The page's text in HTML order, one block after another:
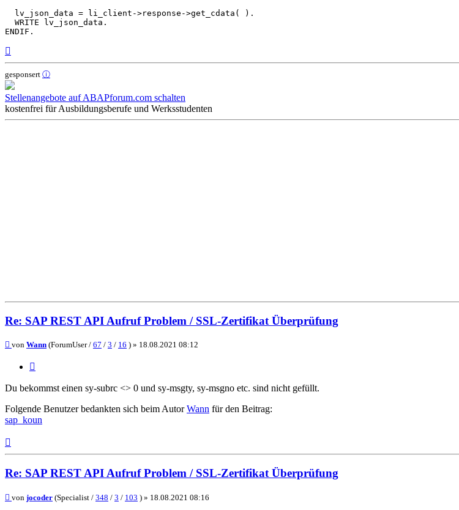
  lv_json_data = li_client->response->get_cdata( ).
  WRITE lv_json_data.
ENDIF.
gesponsert ⓘ
Stellenangebote auf ABAPforum.com schalten
kostenfrei für Ausbildungsberufe und Werksstudenten
Re: SAP REST API Aufruf Problem / SSL-Zertifikat Überprüfung
Beitrag
von Wann (ForumUser / 67 / 3 / 16 ) » 18.08.2021 08:12
Du bekommst einen sy-subrc <> 0 und sy-msgty, sy-msgno etc. sind nicht gefüllt.
Folgende Benutzer bedankten sich beim AutorWann für den Beitrag:
sap_koun
Re: SAP REST API Aufruf Problem / SSL-Zertifikat Überprüfung
Beitrag
von jocoder (Specialist / 348 / 3 / 103 ) » 18.08.2021 08:16